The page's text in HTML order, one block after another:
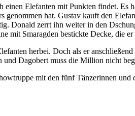
Elefanten mit Punkten findet.
genommen hat. Gustav kauft den
Donald zerrt ihn weiter in den
mit Smaragden bestickte Decke, die
herbei. Doch als er
und Dagobert muss die Million nicht
mit den fünf Tänzerinnen